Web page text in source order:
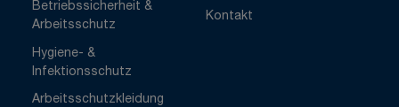
Betriebssicherheit &
Arbeitsschutz
Hygiene- &
Infektionsschutz
Arbeitsschutzkleidung
Kontakt